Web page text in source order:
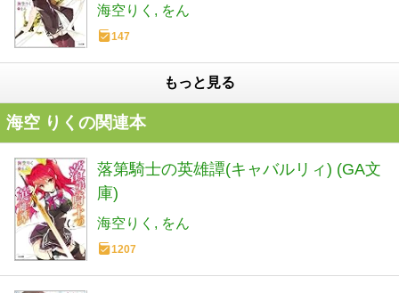
海空りく をん
147
もっと見る
海空 りくの関連本
落第騎士の英雄譚(キャバルリィ) (GA文
庫)
海空りく をん
1207